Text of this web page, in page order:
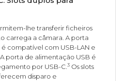
lhe transferir ficheiros
carrega a câmara. A porta
compatível com USB-LAN e
porta de alimentação USB é
por USB-C.3 Os slots
disparo e